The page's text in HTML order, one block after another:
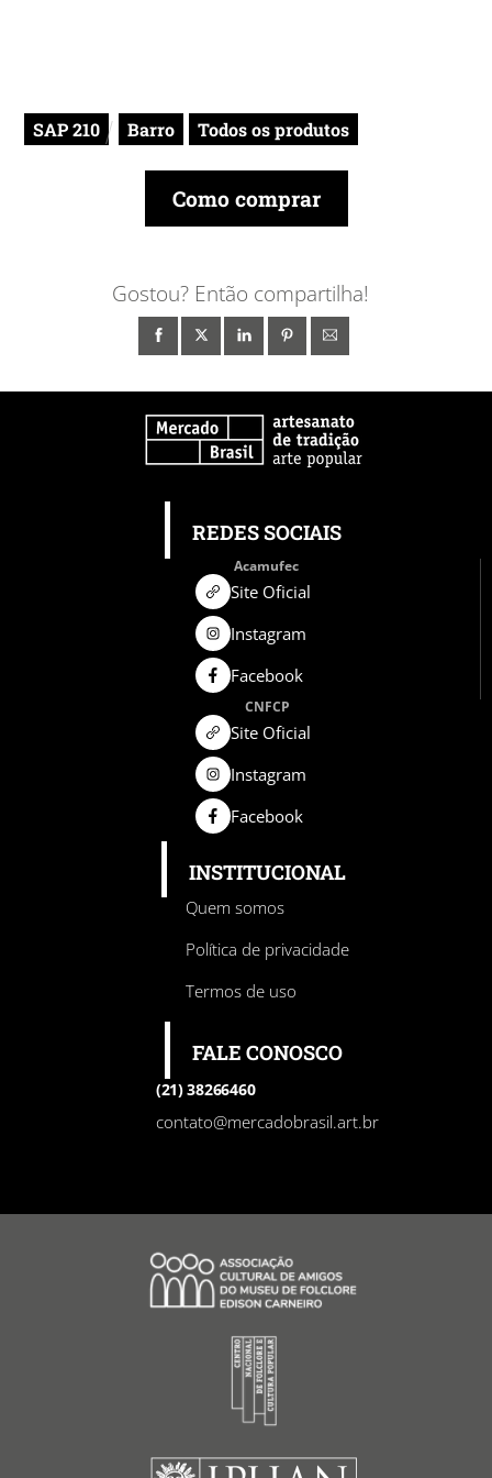
SAP 210 Barro Todos os produtos
Como comprar
Gostou? Então compartilha!
REDES SOCIAIS
Acamufec
Site Oficial
Instagram
Facebook
CNFCP
Site Oficial
Instagram
Facebook
INSTITUCIONAL
Quem somos
Política de privacidade
Termos de uso
FALE CONOSCO
(21) 38266460
contato@mercadobrasil.art.br